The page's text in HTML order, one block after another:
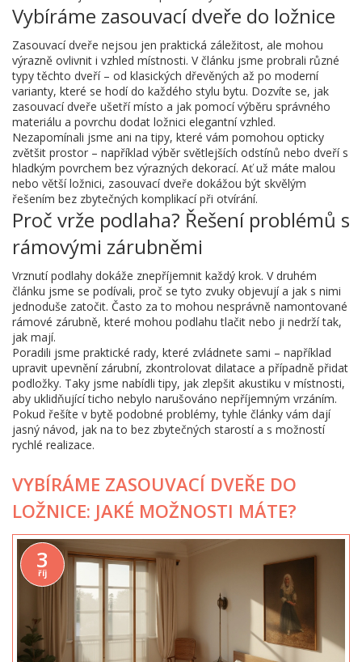
Vybíráme zasouvací dveře do ložnice
Zasouvací dveře nejsou jen praktická záležitost, ale mohou
výrazně ovlivnit i vzhled místnosti. V článku jsme probrali různé
typy těchto dveří – od klasických dřevěných až po moderní
varianty, které se hodí do každého stylu bytu. Dozvíte se, jak
zasouvací dveře ušetří místo a jak pomocí výběru správného
materiálu a povrchu dodat ložnici elegantní vzhled.
Nezapomínali jsme ani na tipy, které vám pomohou opticky
zvětšit prostor – například výběr světlejších odstínů nebo dveří s
hladkým povrchem bez výrazných dekorací. Ať už máte malou
nebo větší ložnici, zasouvací dveře dokážou být skvělým
řešením bez zbytečných komplikací při otvírání.
Proč vrže podlaha? Řešení problémů s
rámovými zárubněmi
Vrznutí podlahy dokáže znepříjemnit každý krok. V druhém
článku jsme se podívali, proč se tyto zvuky objevují a jak s nimi
jednoduše zatočit. Často za to mohou nesprávně namontované
rámové zárubně, které mohou podlahu tlačit nebo ji nedrží tak,
jak mají.
Poradili jsme praktické rady, které zvládnete sami – například
upravit upevnění zárubní, zkontrolovat dilatace a případně přidat
podložky. Taky jsme nabídli tipy, jak zlepšit akustiku v místnosti,
aby uklidňující ticho nebylo narušováno nepříjemným vrzáním.
Pokud řešíte v bytě podobné problémy, tyhle články vám dají
jasný návod, jak na to bez zbytečných starostí a s možností
rychlé realizace.
VYBÍRÁME ZASOUVACÍ DVEŘE DO
LOŽNICE: JAKÉ MOŽNOSTI MÁTE?
3
říj